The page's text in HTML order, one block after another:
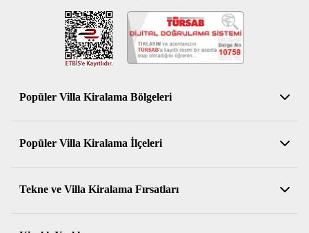
Popüler Villa Kiralama Bölgeleri
Antalya Kiralık Villa
Muğla Kiralık Villa
Aydın Kiralık Villa
İzmir Kiralık Villa
Balıkesir Kiralık Villa
Popüler Villa Kiralama İlçeleri
Kemer Kiralık Villa
Serik Kiralık Villa
Konyaaltı Kiralık Villa
Tekne ve Villa Kiralama Fırsatları
Muhafazakar Kiralık Villalar